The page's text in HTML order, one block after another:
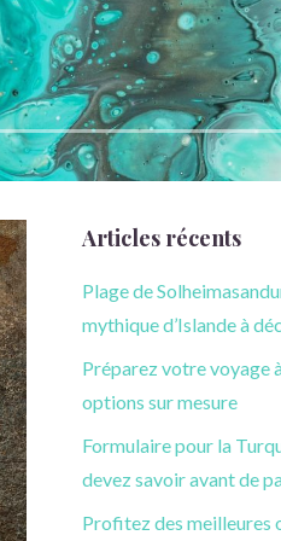
Articles récents
Plage de
mythique d’Islande à
Préparez votre voyage
options sur mesure
Formulaire pour la
devez savoir avant de
Profitez des meilleures